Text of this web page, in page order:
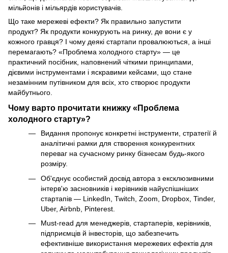
мільйонів і мільярдів користувачів.
Що таке мережеві ефекти? Як правильно запустити
продукт? Як продукти конкурують на ринку, де вони є у
кожного гравця? І чому деякі стартапи провалюються, а інші
перемагають? «Проблема холодного старту» — це
практичний посібник, наповнений чіткими принципами,
дієвими інструментами і яскравими кейсами, що стане
незамінним путівником для всіх, хто створює продукти
майбутнього.
Чому варто прочитати книжку «Проблема
холодного старту»?
Видання пропонує конкретні інструменти, стратегії й
аналітичні рамки для створення конкурентних
переваг на сучасному ринку бізнесам будь-якого
розміру.
Об'єднує особистий досвід автора з ексклюзивними
інтерв'ю засновників і керівників найуспішніших
стартапів — LinkedIn, Twitch, Zoom, Dropbox, Tinder,
Uber, Airbnb, Pinterest.
Must-read для менеджерів, стартаперів, керівників,
підприємців й інвесторів, що забезпечить
ефективніше використання мережевих ефектів для